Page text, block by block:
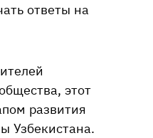
ответы на
этот
развития
Узбекистана.